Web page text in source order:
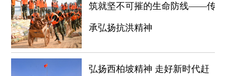
筑就坚不可摧的生命防线——传
承弘扬抗洪精神
弘扬西柏坡精神 走好新时代赶